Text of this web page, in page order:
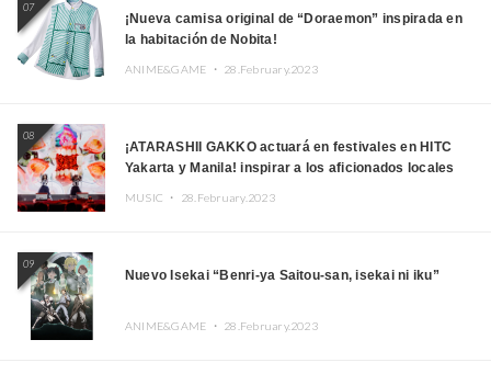
07
¡Nueva camisa original de “Doraemon” inspirada en
la habitación de Nobita!
ANIME&GAME ・ 28.February.2023
08
¡ATARASHII GAKKO actuará en festivales en HITC
Yakarta y Manila! inspirar a los aficionados locales
MUSIC ・ 28.February.2023
09
Nuevo Isekai “Benri-ya Saitou-san, isekai ni iku”
ANIME&GAME ・ 28.February.2023